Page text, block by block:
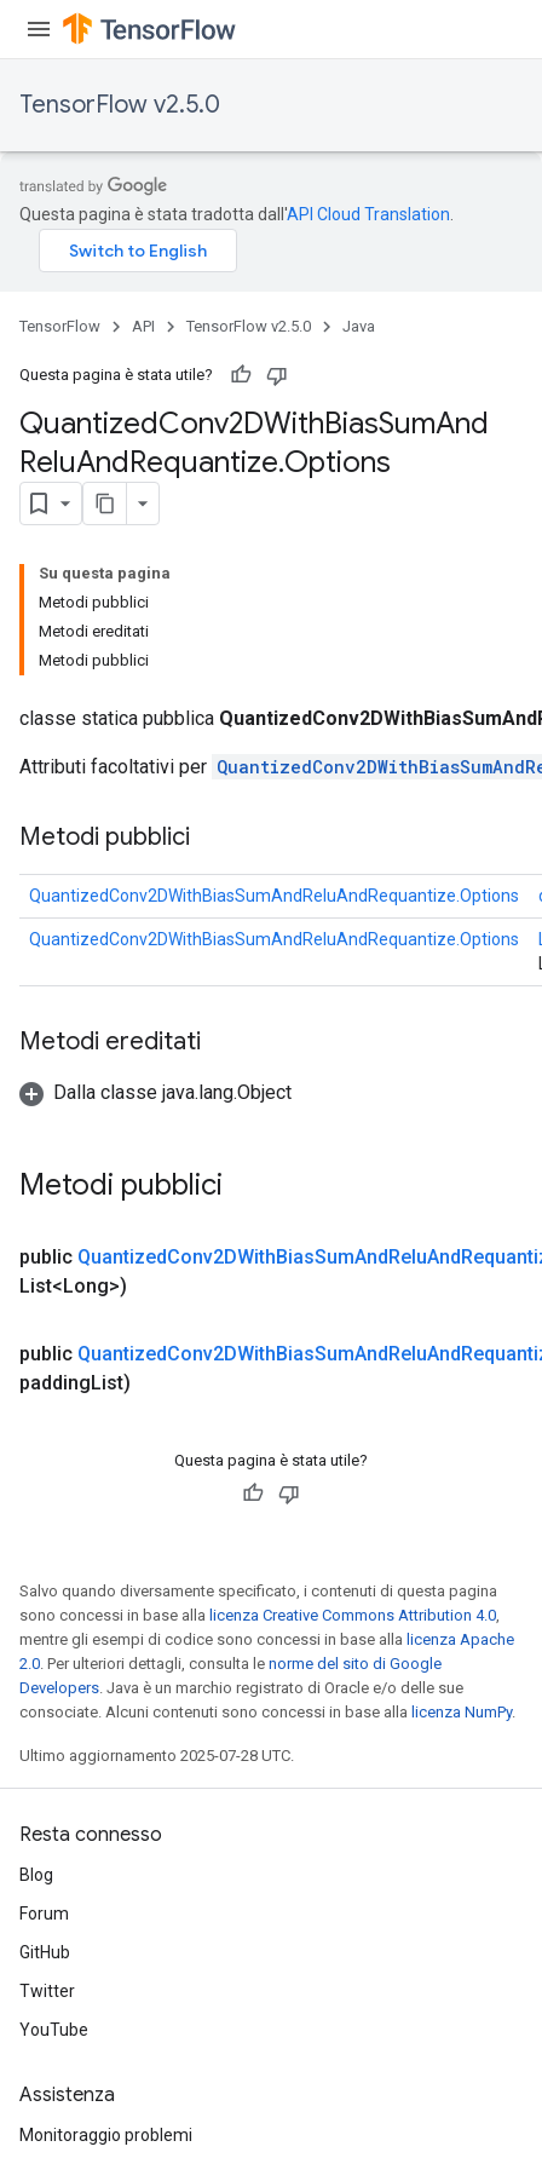
TensorFlow v2.5.0
Questa pagina è stata tradotta dall'API Cloud Translation
TensorFlow API TensorFlow v2.5.0 Java
Questa pagina è stata utile?
QuantizedConv2DWithBiasSumAnd
ReluAndRequantize.Options
Su questa pagina
Metodi pubblici
Metodi ereditati
Metodi pubblici
classe statica pubblica
Attributi facoltativi per
Metodi pubblici
QuantizedConv2DWithBiasSumAndReluAndRequantize.Options
QuantizedConv2DWithBiasSumAndReluAndRequantize.Options
Metodi ereditati
Dalla classe java.lang.Object
Metodi pubblici
public QuantizedConv2DWithBiasSumAndReluAnd
List<Long>)
public QuantizedConv2DWithBiasSumAndReluAnd
paddingList)
Questa pagina è stata utile?
Salvo quando diversamente specificato, i contenuti di questa pagina
sono concessi in base alla licenza Creative Commons Attribution 4.0,
mentre gli esempi di codice sono concessi in base alla licenza Apache
2.0. Per ulteriori dettagli, consulta le norme del sito di Google
Developers. Java è un marchio registrato di Oracle e/o delle sue
consociate. Alcuni contenuti sono concessi in base alla licenza NumPy.
Ultimo aggiornamento 2025-07-28 UTC.
Resta connesso
Blog
Forum
GitHub
Twitter
YouTube
Assistenza
Monitoraggio problemi